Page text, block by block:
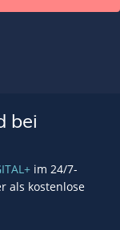
bei
im 24/7-
als kostenlose